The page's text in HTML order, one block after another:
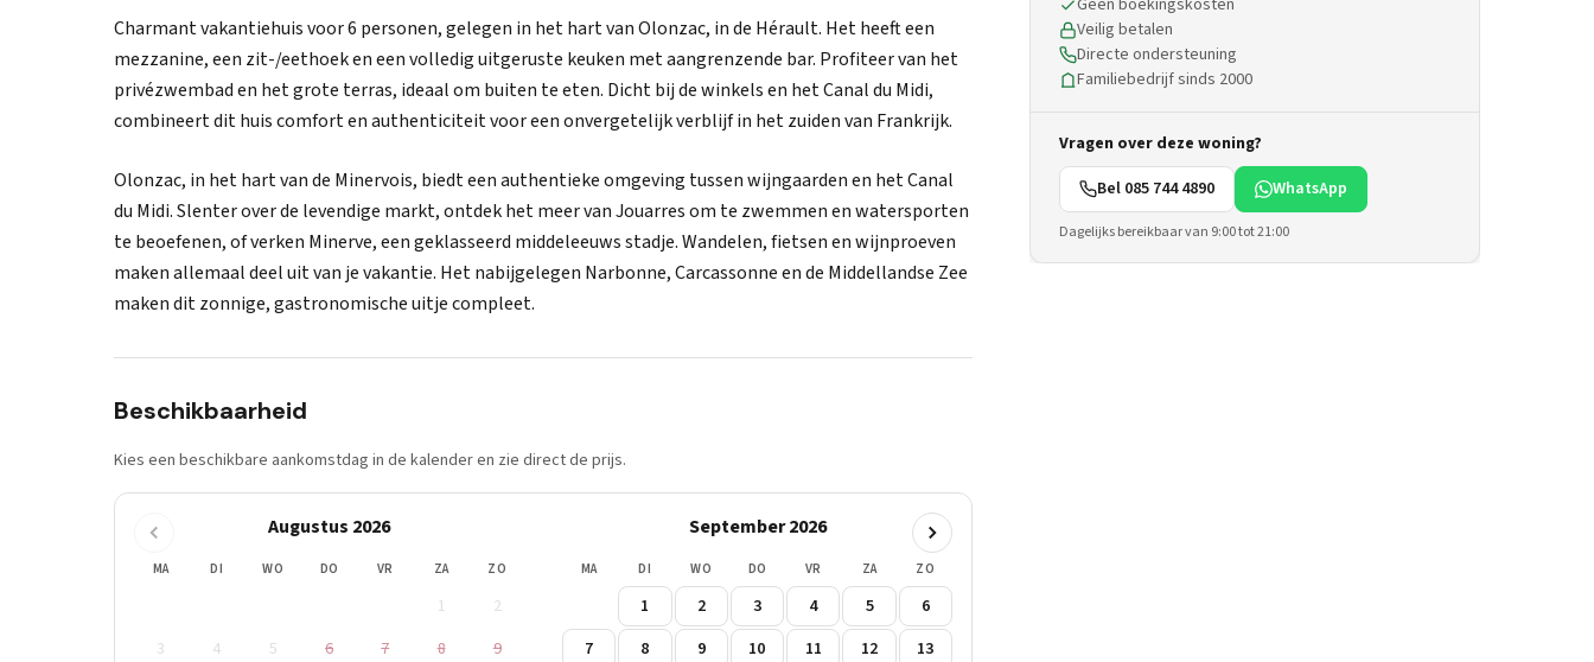
Charmant vakantiehuis voor 6 personen, gelegen in het hart van Olonzac, in de Hérault. Het heeft een
mezzanine, een zit-/eethoek en een volledig uitgeruste keuken met aangrenzende bar. Profiteer van het
privézwembad en het grote terras, ideaal om buiten te eten. Dicht bij de winkels en het Canal du Midi,
combineert dit huis comfort en authenticiteit voor een onvergetelijk verblijf in het zuiden van Frankrijk.
Olonzac, in het hart van de Minervois, biedt een authentieke omgeving tussen wijngaarden en het Canal
du Midi. Slenter over de levendige markt, ontdek het meer van Jouarres om te zwemmen en watersporten
te beoefenen, of verken Minerve, een geklasseerd middeleeuws stadje. Wandelen, fietsen en wijnproeven
maken allemaal deel uit van je vakantie. Het nabijgelegen Narbonne, Carcassonne en de Middellandse Zee
maken dit zonnige, gastronomische uitje compleet.
Beschikbaarheid
Kies een beschikbare aankomstdag in de kalender en zie direct de prijs.
Augustus 2026
MA DI WO DO VR ZA ZO
1
2
3
4 5 6 7 8
9
September 2026
MA DI WO DO VR ZA ZO
1 2 3 4 5
6
7
8 9 10 11 12
13
Geen boekingskosten
Veilig betalen
Directe ondersteuning
Familiebedrijf sinds 2000
Vragen over deze woning?
Bel 085 744 4890
WhatsApp
Dagelijks bereikbaar van 9:00 tot 21:00